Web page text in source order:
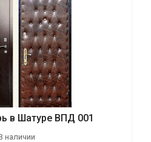
в Шатуре ВПД 001
наличии